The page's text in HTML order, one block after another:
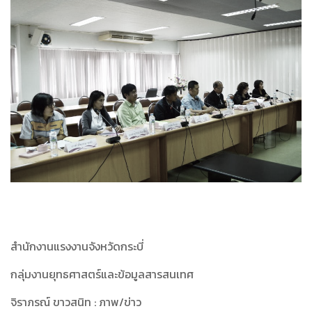
สำนักงานแรงงานจังหวัดกระบี่
กลุ่มงานยุทธศาสตร์และข้อมูลสารสนเทศ
จิราภรณ์ ขาวสนิท : ภาพ/ข่าว